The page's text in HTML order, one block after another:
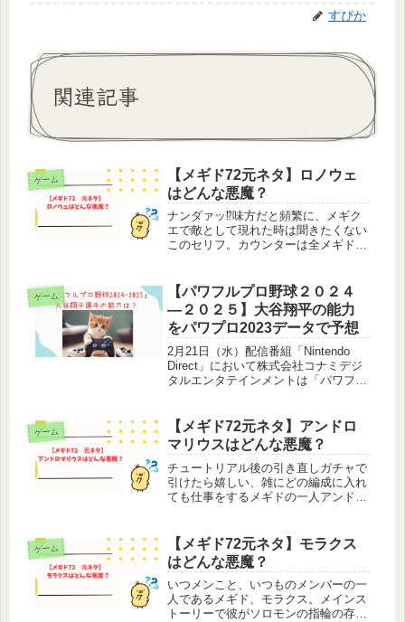
すぴか
関連記事
ゲーム
【メギド72元ネタ】ロノウェ
はどんな悪魔？
ナンダァッ⁉味方だと頻繁に、メギク
エで敵として現れた時は聞きたくない
このセリフ。カウンターは全メギドの
ロノウェ。単体に2ターン無敵付与と
いうただでさえ強力な奥義は...
ゲーム
【パワフルプロ野球２０２４
―２０２５】大谷翔平の能力
をパワプロ2023データで予想
2月21日（水）配信番組「Nintendo
Direct」において株式会社コナミデジ
タルエンタテインメントは「パワフル
５」を発売することを発表しました。
「パワプロ３０年のフ...
ゲーム
【メギド72元ネタ】アンドロ
マリウスはどんな悪魔？
チュートリアル後の引き直しガチャで
引けたら嬉しい、雑にどの編成に入れ
ても仕事をするメギドの一人アンドロ
でも最初はアタッカーのゼパルやヒー
ラーのマルバス・ヴィネが個人的にお
す...
ゲーム
【メギド72元ネタ】モラクス
はどんな悪魔？
いつメンこと、いつものメンバーの一
人であるメギド、モラクス。メインス
トーリーで彼がソロモンの指輪の存在